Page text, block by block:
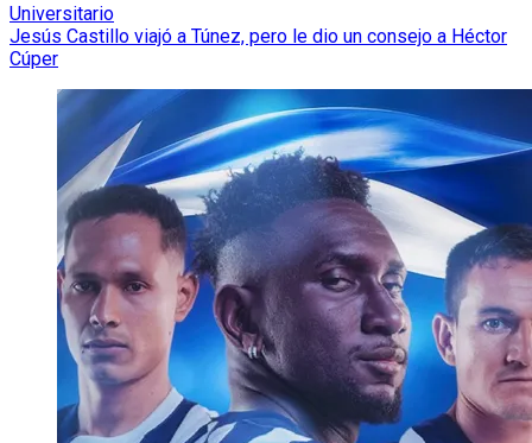
Universitario
Jesús Castillo viajó a Túnez, pero le dio un consejo a Héctor
Cúper